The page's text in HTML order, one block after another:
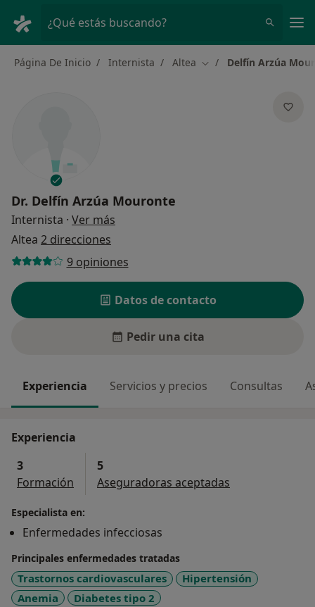
¿Qué estás buscando?
Página De Inicio Internista Altea Cambiar de ciudad
Delfín Arzúa
Dr. Delfín Arzúa Mouronte
Internista · Ver más
Altea 2 direcciones
9 opiniones
Datos de contacto
Pedir una cita
Experiencia Servicios y precios Consultas
Experiencia
3
Formación
5
Aseguradoras aceptadas
Especialista en:
Enfermedades infecciosas
Principales enfermedades tratadas
Trastornos cardiovasculares
Hipertensión
Anemia
Diabetes tipo 2